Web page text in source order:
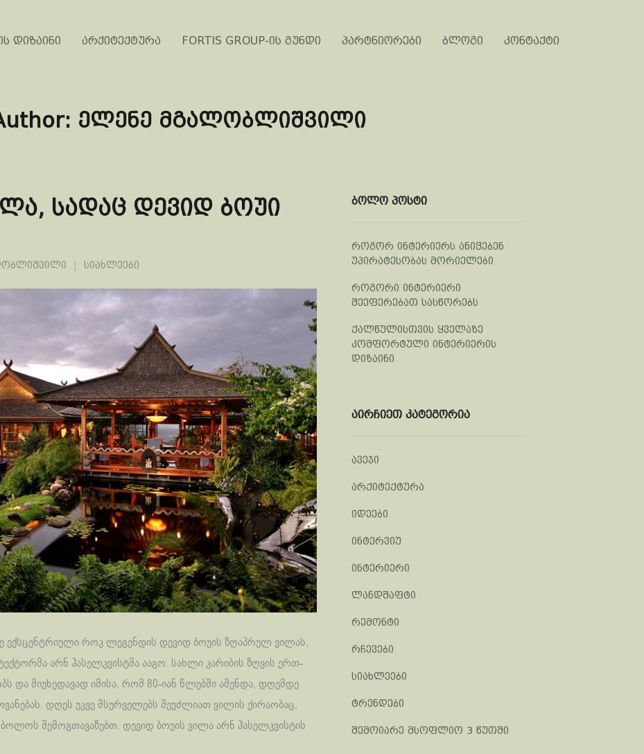
დიზაინი არქიტექტურა FORTIS GROUP-ის გუნდი პარტნიორები ბლოგი კონტაქტი
ელენე მგალობლიშვილი
სადაც დევიდ ბოუი
სიახლეები
როკ ლეგენდის დევიდ ბოუის ზღაპრულ ვილას,
არნ ჰასელკვისტმა ააგო. სახლი კარიბის ზღვის ერთ-
და მიუხედავად იმისა, რომ 80-იან წლებში აშენდა, დღემდე
დღეს უკვე მსურველებს შეუძლიათ ვილის ქირაობაც,
ბოლოს შემოგთავაზებთ. დევიდ ბოუის ვილა არნ ჰასელკვისტის
ბოლო პოსტი
როგორ ინტერიერს ანიჭებენ
უპირატესობას მორიელები
როგორი ინტერიერი
შეეფერებათ სასწორებს
ქალწულისთვის ყველაზე
კომფორტული ინტერიერის
დიზაინი
აირჩიეთ კატეგორია
ავეჯი
არქიტექტურა
იდეები
ინტერვიუ
ინტერიერი
ლანდშაფტი
რემონტი
რჩევები
სიახლეები
ტრენდები
შემოიარე მსოფლიო 3 წუთში